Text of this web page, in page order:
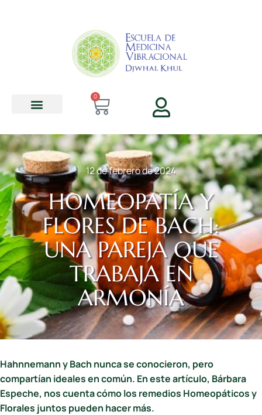
0
12 de febrero de 2024
HOMEOPATÍA Y
FLORES DE BACH:
UNA PAREJA QUE
TRABAJA EN
ARMONÍA
Hahnnemann y Bach nunca se conocieron, pero
compartían ideales en común. En este artículo, Bárbara
Espeche, nos cuenta cómo los remedios Homeopáticos y
Florales juntos pueden hacer más.